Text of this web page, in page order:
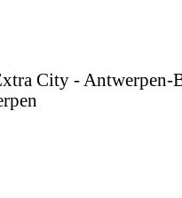
City - Antwerpen-